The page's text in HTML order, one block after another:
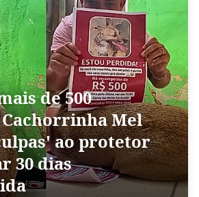
de 500
Mel
ao protetor
30 dias